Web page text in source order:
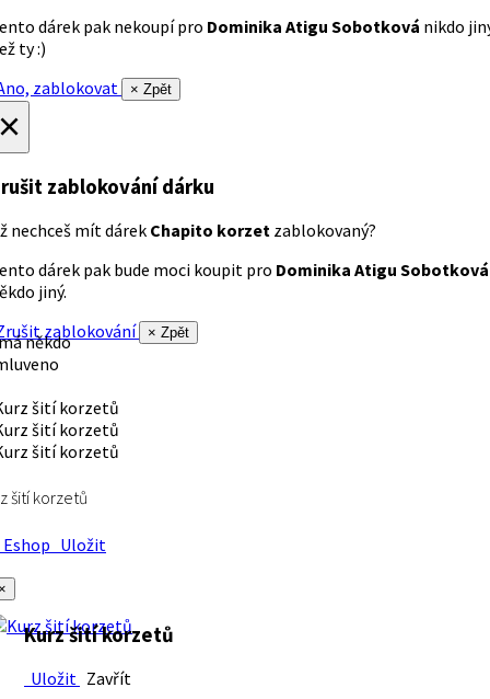
dárek pak nekoupí pro Dominika Atigu Sobotková nikdo
ty :)
zablokovat
× Zpět
zablokování dárku
nechceš mít dárek Chapito korzet zablokovaný?
dárek pak bude moci koupit pro Dominika Atigu Sobotková
jiný.
zablokování
× Zpět
někdo
šití korzetů
Uložit
Kurz šití korzetů
Uložit Zavřít